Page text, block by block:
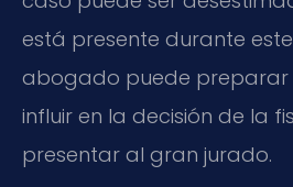
está presente durante
abogado puede preparar
influir en la decisión de la
presentar al gran jurado.